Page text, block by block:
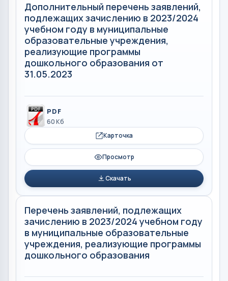
Дополнительный перечень заявлений,
подлежащих зачислению в 2023/2024
учебном году в муниципальные
образовательные учреждения,
реализующие программы
дошкольного образования от
31.05.2023
PDF
60 Кб
Карточка
Просмотр
Скачать
Перечень заявлений, подлежащих
зачислению в 2023/2024 учебном году
в муниципальные образовательные
учреждения, реализующие программы
дошкольного образования